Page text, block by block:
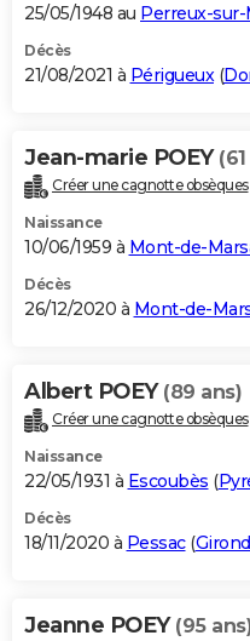
25/05/1948 au Perreux-
Décès
21/08/2021 à Périgueux(
Jean-marie POEY
Créer une cagnotte obsèques
Naissance
10/06/1959 à Mont-de-
Décès
26/12/2020 à Mont-de-
Albert POEY (89 ans)
Créer une cagnotte obsèques
Naissance
22/05/1931 à Escoubès (
Décès
18/11/2020 à Pessac(
Jeanne POEY (95